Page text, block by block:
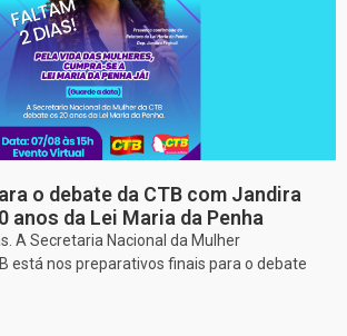
o debate da CTB com Jandira
anos da Lei Maria da Penha
A Secretaria Nacional da Mulher
está nos preparativos finais para o debate